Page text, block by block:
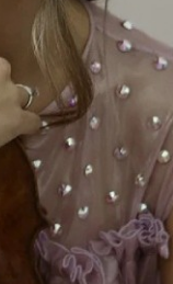
lingüística / Aviso